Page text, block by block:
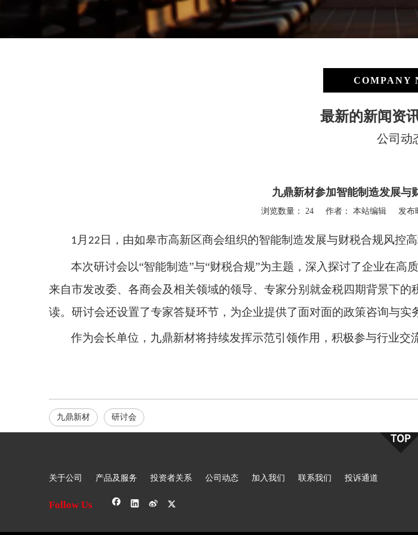
COMPANY
最新的新闻资
公司动
九鼎新材参加智能制造发展与
浏览数量： 24 作者： 本站编辑 发布
1 月 22 日，由如皋市高新区商会组织的智能制造发展与财税合规风控
本次研讨会以“智能制造”与“财税合规”为主题，深入探讨了企业在高
来自市发改委、 各商会及相关领域的领导、专家分别就金税四期背景下
读。研讨会还设置了专家答疑环节，为企业提供了面对面的政策咨询与实
作为会长单位，九鼎新材将持续发挥示范引领作用，积极参与行业交
九鼎新材 研讨会
关于公司 产品及服务 投资者关系 公司动态 加入我们 联系我们 投诉通道
Follow Us